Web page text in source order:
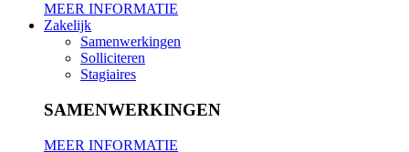
MEER INFORMATIE
Zakelijk
Samenwerkingen
Solliciteren
Stagiaires
SAMENWERKINGEN
MEER INFORMATIE